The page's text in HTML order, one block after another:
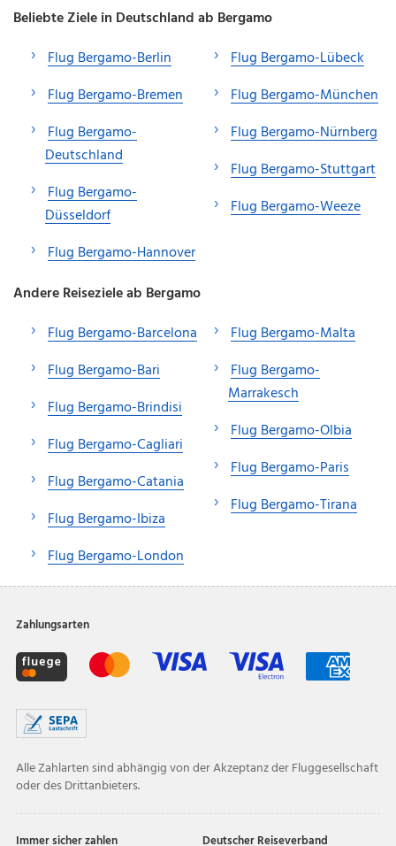
Beliebte Ziele in Deutschland ab Bergamo
Flug Bergamo-Berlin
Flug Bergamo-Bremen
Flug Bergamo-
Deutschland
Flug Bergamo-
Düsseldorf
Flug Bergamo-Hannover
Flug Bergamo-Lübeck
Flug Bergamo-München
Flug Bergamo-Nürnberg
Flug Bergamo-Stuttgart
Flug Bergamo-Weeze
Andere Reiseziele ab Bergamo
Flug Bergamo-Barcelona
Flug Bergamo-Bari
Flug Bergamo-Brindisi
Flug Bergamo-Cagliari
Flug Bergamo-Catania
Flug Bergamo-Ibiza
Flug Bergamo-London
Flug Bergamo-Malta
Flug Bergamo-
Marrakesch
Flug Bergamo-Olbia
Flug Bergamo-Paris
Flug Bergamo-Tirana